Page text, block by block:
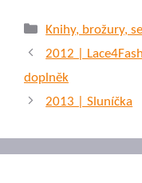
Rubriky
Knihy, brožury,
2012 |
doplněk
2013 | Sluníčka